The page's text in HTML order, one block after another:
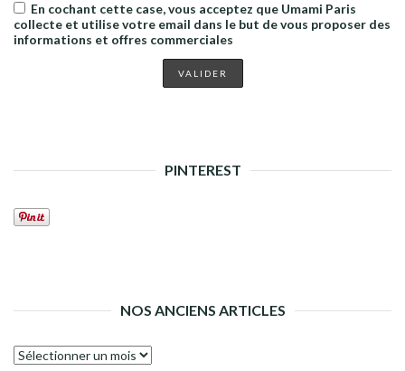
En cochant cette case, vous acceptez que Umami Paris
collecte et utilise votre email dans le but de vous proposer des
informations et offres commerciales
PINTEREST
NOS ANCIENS ARTICLES
Nos